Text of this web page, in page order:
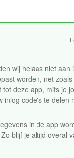
wij helaas niet aan
worden, net
deze app, mits je
inlog code's te delen
in de app
blijf je altijd overal